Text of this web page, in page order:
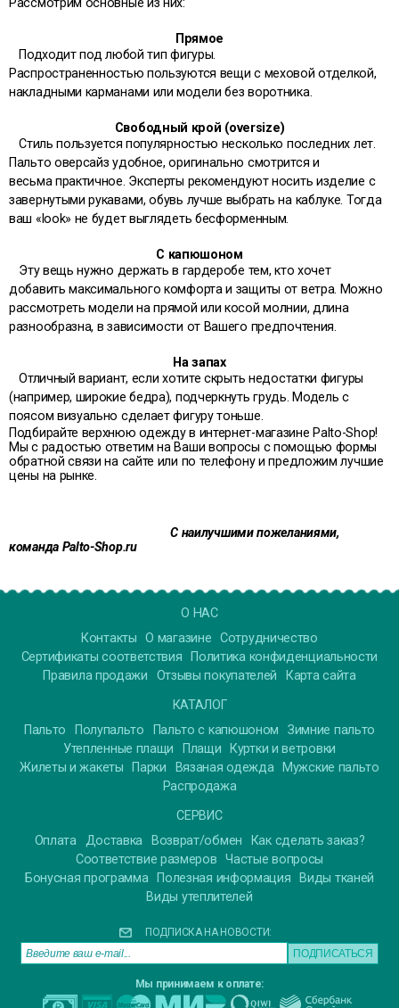
Рассмотрим основные из них:
Прямое
Подходит под любой тип фигуры.
Распространенностью пользуются вещи с меховой отделкой,
накладными карманами или модели без воротника.
Свободный крой (oversize)
Стиль пользуется популярностью несколько последних лет.
Пальто оверсайз удобное, оригинально смотрится и
весьма практичное. Эксперты рекомендуют носить изделие с
завернутыми рукавами, обувь лучше выбрать на каблуке. Тогда
ваш «look» не будет выглядеть бесформенным.
С капюшоном
Эту вещь нужно держать в гардеробе тем, кто хочет
добавить максимального комфорта и защиты от ветра. Можно
рассмотреть модели на прямой или косой молнии, длина
разнообразна, в зависимости от Вашего предпочтения.
На запах
Отличный вариант, если хотите скрыть недостатки фигуры
(например, широкие бедра), подчеркнуть грудь. Модель с
поясом визуально сделает фигуру тоньше.
Подбирайте верхнюю одежду в интернет-магазине Palto-Shop!
Мы с радостью ответим на Ваши вопросы с помощью формы
обратной связи на сайте или по телефону и предложим лучшие
цены на рынке.
С наилучшими пожеланиями,
команда Palto-Shop.ru
О НАС
Контакты
О магазине Сотрудничество
Сертификаты соответствия
Политика конфиденциальности
Правила продажи
Отзывы покупателей
Карта сайта
КАТАЛОГ
Пальто
Полупальто Пальто с капюшоном
Зимние пальто
Утепленные плащи
Плащи
Куртки и ветровки
Жилеты и жакеты
Парки Вязаная одежда
Мужские пальто
Распродажа
СЕРВИС
Оплата Доставка Возврат/обмен
Как сделать заказ?
Соответствие размеров
Частые вопросы
Бонусная программа
Полезная информация
Виды тканей
Виды утеплителей
ПОДПИСКА НА НОВОСТИ:
Мы принимаем к оплате: